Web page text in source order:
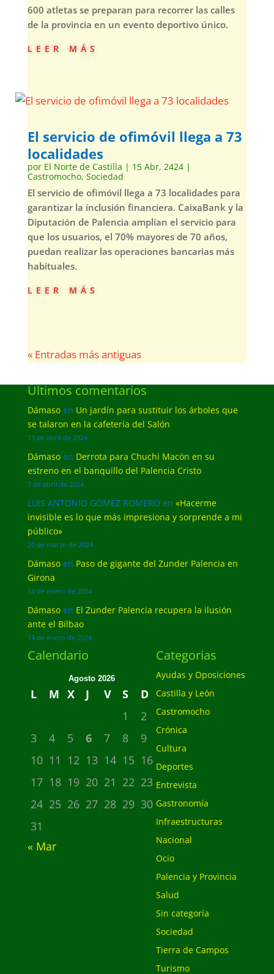
600 atletas se preparan para recorrer las calles
de la provincia en un evento deportivo único.
leer más
El servicio de ofimóvil llega a 73
localidades
por El Norte de Castilla | 15 Abr, 2424|
Castromocho, Sociedad
El servicio de ofimóvil llega a 73 localidades para
garantizar la inclusión financiera. CaixaBank y la
Diputación de Palencia amplían el servicio para
que los usuarios, el 70% mayores de 70 años,
puedan realizar las operaciones bancarias más
habituales.
leer más
« Entradas más antiguas
Últimos comentarios
Dámasoen Un jardín para sustituir los árboles que
se talaron en la cafetería del Salón
13 de abril de 2024
Dámasoen Derrota para Chuchi Macón en su
estreno en el banquillo del Palencia Cristo
7 de abril de 2024
LUIS ANTONIO GÓMEZ ROMERO en «Hacerme
invisible es lo que más impresiona y sorprende a mi
público»
20 de marzo de 2024
Dámasoen Paso de gigante del Zunder Palencia en
Girona
14 de enero de 2024
Dámasoen El Zunder Palencia recupera la ilusión
ante el Bilbao
14 de enero de 2024
Calendario
Agosto 2026
L M X J V S
D
1
2
3
4 5 6 7 8
9
10 11 12 13 14 15 16
17 18 19 20 21 22 23
24 25 26 27 28 29 30
31
« Mar
Categorias
Ayudas y Oposiciones
Castilla y León
Castromocho
Crónica
Cultura
Deportes
Entrevista
Gastronomía
Infraestructuras
Nacional
Ocio
Palencia y Provincia
Salud
Sin categoría
Sociedad
Tierra de Campos
Turismo